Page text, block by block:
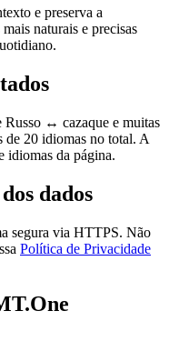
e preserva a
naturais e precisas
Russo ↔ cazaque e muitas
de 20 idiomas no total. A
idiomas da página.
dados
segura via HTTPS. Não
Política de Privacidade